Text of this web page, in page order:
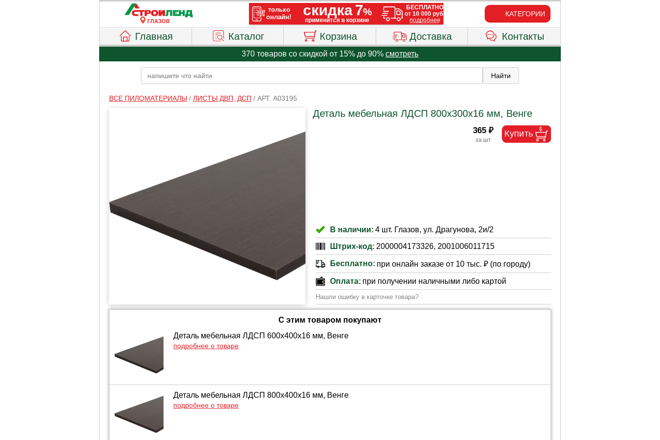
ГЛАЗОВ
КАТЕГОРИИ
Главная Каталог Корзина Доставка Контакты
370 товаров со скидкой от 15% до 90% смотреть
ВСЕ ПИЛОМАТЕРИАЛЫ/ ЛИСТЫ ДВП, ДСП / АРТ. A03195
Деталь мебельная ЛДСП 800х300х16 мм, Венге
365 ₽
В наличии: 4 шт. Глазов, ул. Драгунова, 2и/2
Штрих-код: 2000004173326, 2001006011715
Бесплатно: при онлайн заказе от 10 тыс. ₽ (по городу)
Оплата: при получении наличными либо картой
Нашли ошибку в карточке товара?
С этим товаром покупают
Деталь мебельная ЛДСП 600х400х16 мм, Венге
подробнее о товаре
Деталь мебельная ЛДСП 800х400х16 мм, Венге
подробнее о товаре